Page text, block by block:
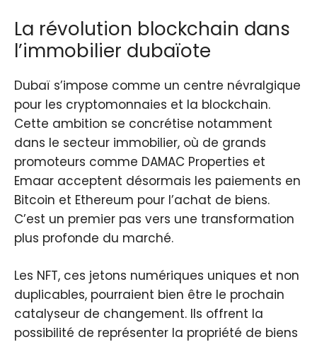
La révolution blockchain dans
l’immobilier dubaïote
Dubaï s’impose comme un centre névralgique
pour les cryptomonnaies et la blockchain.
Cette ambition se concrétise notamment
dans le secteur immobilier, où de grands
promoteurs comme DAMAC Properties et
Emaar acceptent désormais les paiements en
Bitcoin et Ethereum pour l’achat de biens.
C’est un premier pas vers une transformation
plus profonde du marché.
Les NFT, ces jetons numériques uniques et non
duplicables, pourraient bien être le prochain
catalyseur de changement. Ils offrent la
possibilité de représenter la propriété de biens